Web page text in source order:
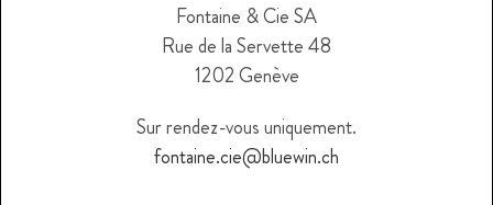
Fontaine & Cie SA
Rue de la Servette 48
1202 Genève
Sur rendez-vous uniquement.
fontaine.cie@bluewin.ch